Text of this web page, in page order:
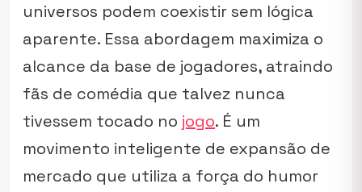
universos podem coexistir sem lógica
aparente. Essa abordagem maximiza o
alcance da base de jogadores, atraindo
fãs de comédia que talvez nunca
tivessem tocado no jogo. É um
movimento inteligente de expansão de
mercado que utiliza a força do humor